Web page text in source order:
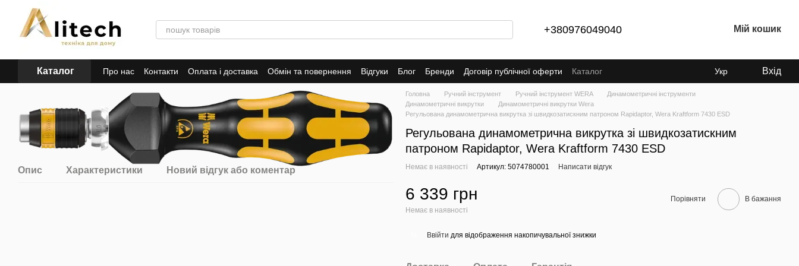
Перейти до основного контенту
+380976049040 Мій кошик
Каталог Про нас Контакти Оплата і доставка Обмін та повернення Відгуки Блог Бренди Договір публічної оферти Каталог Укр Вхід
Опис Характеристики Новий відгук або коментар
Головна Ручний інструмент Ручний інструмент WERA
Динамометричні інструменти
Динамометричні викрутки
Динамометричні викрутки Wera
Регульована динамометрична викрутка зі швидкозатискним патроном Rapidaptor, Wera Kraftform 7430 ESD
Регульована динамометрична викрутка зі швидкозатискним
патроном Rapidaptor, Wera Kraftform 7430 ESD
Немає в наявності Артикул: 5074780001 Написати відгук
6 339 грн
Немає в наявності
Порівняти В бажання
Ввійти для відображення накопичувальної знижки